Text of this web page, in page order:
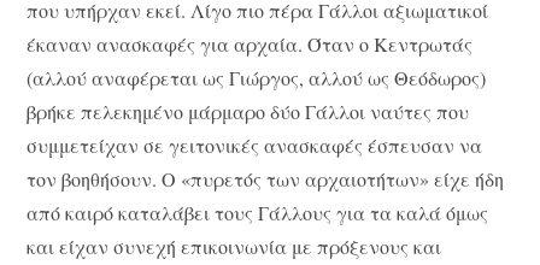
που υπήρχαν εκεί. Λίγο πιο πέρα Γάλλοι αξιωματικοί
έκαναν ανασκαφές για αρχαία. Όταν ο Κεντρωτάς
(αλλού αναφέρεται ως Γιώργος, αλλού ως Θεόδωρος)
βρήκε πελεκημένο μάρμαρο δύο Γάλλοι ναύτες που
συμμετείχαν σε γειτονικές ανασκαφές έσπευσαν να
τον βοηθήσουν. Ο «πυρετός των αρχαιοτήτων» είχε ήδη
από καιρό καταλάβει τους Γάλλους για τα καλά όμως
και είχαν συνεχή επικοινωνία με πρόξενους και